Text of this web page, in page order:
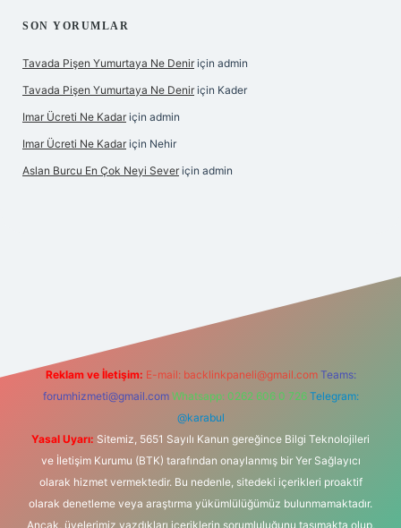
SON YORUMLAR
Tavada Pişen Yumurtaya Ne Denir için admin
Tavada Pişen Yumurtaya Ne Denir için Kader
Imar Ücreti Ne Kadar için admin
Imar Ücreti Ne Kadar için Nehir
Aslan Burcu En Çok Neyi Sever için admin
Reklam ve İletişim: E-mail: backlinkpaneli@gmail.com Teams:
forumhizmeti@gmail.com Whatsapp: 0262 606 0 726 Telegram:
@karabul
Yasal Uyarı: Sitemiz, 5651 Sayılı Kanun gereğince Bilgi Teknolojileri
ve İletişim Kurumu (BTK) tarafından onaylanmış bir Yer Sağlayıcı
olarak hizmet vermektedir. Bu nedenle, sitedeki içerikleri proaktif
olarak denetleme veya araştırma yükümlülüğümüz bulunmamaktadır.
Ancak, üyelerimiz yazdıkları içeriklerin sorumluluğunu taşımakta olup,